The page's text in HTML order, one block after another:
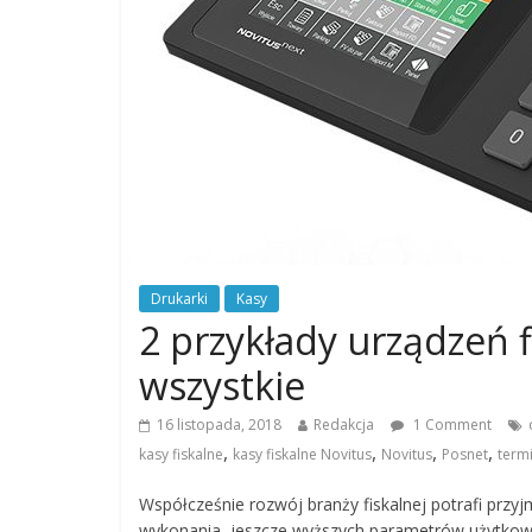
Drukarki Kasy
2 przykłady
wszystkie
16 listopada, 2018 Redakcja 1 Comment
kasy fiskalne, kasy fiskalne Novitus, Novitus, Posnet,
Współcześnie rozwój branży fiskalnej potrafi